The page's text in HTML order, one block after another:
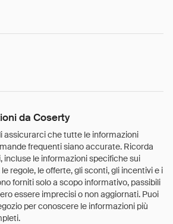
da Coserty
assicurarci che tutte le informazioni
frequenti siano accurate. Ricorda
incluse le informazioni specifiche sui
regole, le offerte, gli sconti, gli incentivi e i
forniti solo a scopo informativo, passibili
essere imprecisi o non aggiornati. Puoi
per conoscere le informazioni più